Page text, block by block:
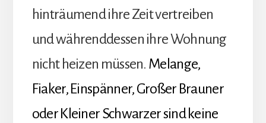
hinträumend ihre Zeit vertreiben
und währenddessen ihre Wohnung
nicht heizen müssen. Melange,
Fiaker, Einspänner, Großer Brauner
oder Kleiner Schwarzer sind keine